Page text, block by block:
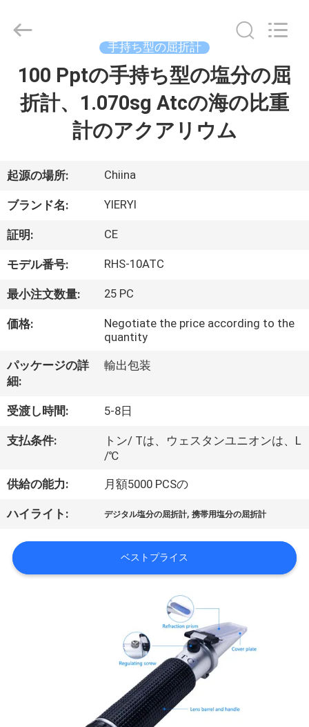
ホ
ー
製
品
企
業
報
会
社
案
品
質
管
SHEN
ZHEN
Reserved.
手持ち型の屈折計
100 Pptの手持ち型の塩分の屈
折計、1.070sg Atcの海の比重
計のアクアリウム
起源の場所: Chiina
ブランド名: YIERYI
証明: CE
モデル番号: RHS-10ATC
最小注文数量: 25 PC
価格:
Negotiate the price according to the
quantity
パッケージの詳
細:
輸出包装
受渡し時間: 5-8日
支払条件:
トン/ Tは、ウェスタンユニオンは、L
/℃
供給の能力: 月額5000 PCSの
ハイライト: デジタル塩分の屈折計,携帯用塩分の屈折計
ベストプライス